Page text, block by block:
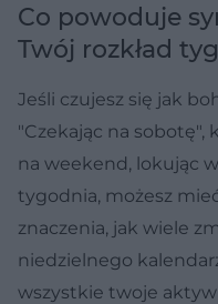
Co powoduje
Twój rozkład
Jeśli czujesz się jak
"Czekając na
na weekend, lokując
tygodnia, możesz
znaczenia, jak wiele
niedzielnego
wszystkie twoje